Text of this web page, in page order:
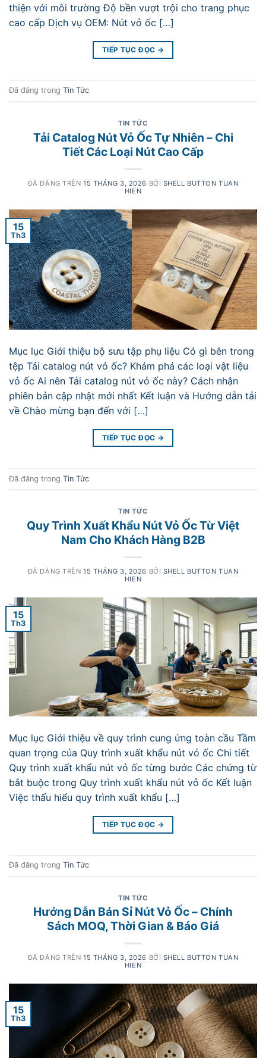
thiện với môi trường Độ bền vượt trội cho trang phục
cao cấp Dịch vụ OEM: Nút vỏ ốc […]
TIẾP TỤC ĐỌC →
Đã đăng trong Tin Tức
TIN TỨC
Tải Catalog Nút Vỏ Ốc Tự Nhiên – Chi
Tiết Các Loại Nút Cao Cấp
ĐÃ ĐĂNG TRÊN 15 THÁNG 3, 2026 BỞI SHELL BUTTON TUAN
HIEN
15
Th3
Mục lục Giới thiệu bộ sưu tập phụ liệu Có gì bên trong
tệp Tải catalog nút vỏ ốc? Khám phá các loại vật liệu
vỏ ốc Ai nên Tải catalog nút vỏ ốc này? Cách nhận
phiên bản cập nhật mới nhất Kết luận và Hướng dẫn tải
về Chào mừng bạn đến với […]
TIẾP TỤC ĐỌC →
Đã đăng trong Tin Tức
TIN TỨC
Quy Trình Xuất Khẩu Nút Vỏ Ốc Từ Việt
Nam Cho Khách Hàng B2B
ĐÃ ĐĂNG TRÊN 15 THÁNG 3, 2026 BỞI SHELL BUTTON TUAN
HIEN
15
Th3
Mục lục Giới thiệu về quy trình cung ứng toàn cầu Tầm
quan trọng của Quy trình xuất khẩu nút vỏ ốc Chi tiết
Quy trình xuất khẩu nút vỏ ốc từng bước Các chứng từ
bắt buộc trong Quy trình xuất khẩu nút vỏ ốc Kết luận
Việc thấu hiểu quy trình xuất khẩu […]
TIẾP TỤC ĐỌC →
Đã đăng trong Tin Tức
TIN TỨC
Hướng Dẫn Bán Sỉ Nút Vỏ Ốc – Chính
Sách MOQ, Thời Gian & Báo Giá
ĐÃ ĐĂNG TRÊN 15 THÁNG 3, 2026 BỞI SHELL BUTTON TUAN
HIEN
15
Th3